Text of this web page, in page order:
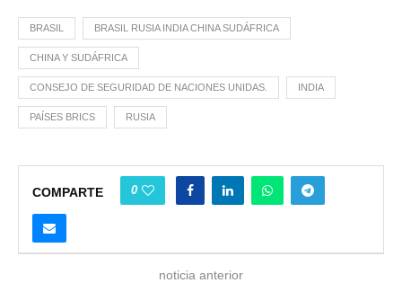
BRASIL BRASIL RUSIA INDIA CHINA SUDÁFRICA
CHINA Y SUDÁFRICA
CONSEJO DE SEGURIDAD DE NACIONES UNIDAS. INDIA
PAÍSES BRICS RUSIA
COMPARTE 0
noticia anterior